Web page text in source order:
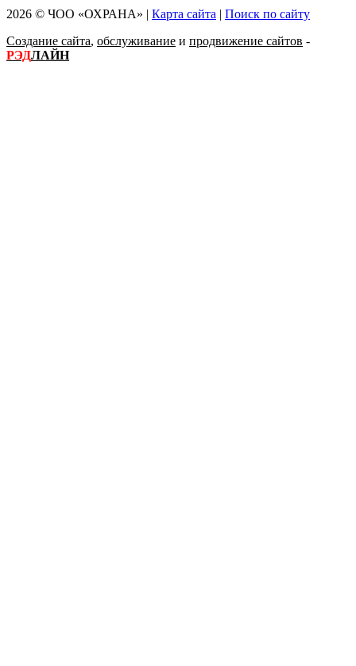
2026 © ЧОО «ОХРАНА» | Карта сайта | Поиск по сайту
Создание сайта, обслуживание и продвижение сайтов -
РЭДЛАЙН